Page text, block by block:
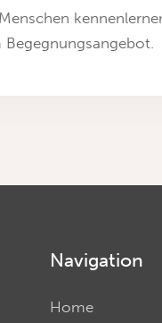
Navigation
Home